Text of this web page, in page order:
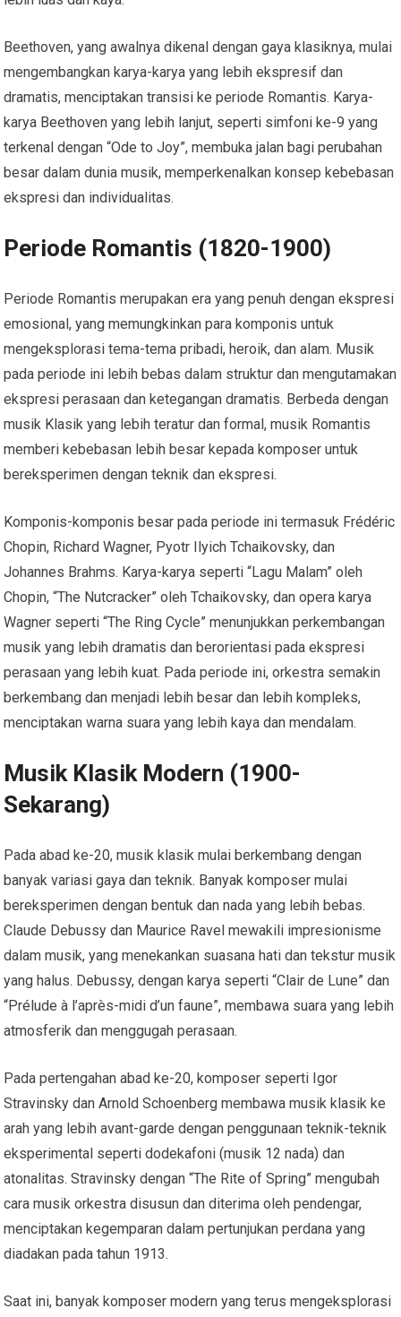
Beethoven, yang awalnya dikenal dengan gaya klasiknya, mulai
mengembangkan karya-karya yang lebih ekspresif dan
dramatis, menciptakan transisi ke periode Romantis. Karya-
karya Beethoven yang lebih lanjut, seperti simfoni ke-9 yang
terkenal dengan “Ode to Joy”, membuka jalan bagi perubahan
besar dalam dunia musik, memperkenalkan konsep kebebasan
ekspresi dan individualitas.
Periode Romantis (1820-1900)
Periode Romantis merupakan era yang penuh dengan ekspresi
emosional, yang memungkinkan para komponis untuk
mengeksplorasi tema-tema pribadi, heroik, dan alam. Musik
pada periode ini lebih bebas dalam struktur dan mengutamakan
ekspresi perasaan dan ketegangan dramatis. Berbeda dengan
musik Klasik yang lebih teratur dan formal, musik Romantis
memberi kebebasan lebih besar kepada komposer untuk
bereksperimen dengan teknik dan ekspresi.
Komponis-komponis besar pada periode ini termasuk Frédéric
Chopin, Richard Wagner, Pyotr Ilyich Tchaikovsky, dan
Johannes Brahms. Karya-karya seperti “Lagu Malam” oleh
Chopin, “The Nutcracker” oleh Tchaikovsky, dan opera karya
Wagner seperti “The Ring Cycle” menunjukkan perkembangan
musik yang lebih dramatis dan berorientasi pada ekspresi
perasaan yang lebih kuat. Pada periode ini, orkestra semakin
berkembang dan menjadi lebih besar dan lebih kompleks,
menciptakan warna suara yang lebih kaya dan mendalam.
Musik Klasik Modern (1900-
Sekarang)
Pada abad ke-20, musik klasik mulai berkembang dengan
banyak variasi gaya dan teknik. Banyak komposer mulai
bereksperimen dengan bentuk dan nada yang lebih bebas.
Claude Debussy dan Maurice Ravel mewakili impresionisme
dalam musik, yang menekankan suasana hati dan tekstur musik
yang halus. Debussy, dengan karya seperti “Clair de Lune” dan
“Prélude à l’après-midi d’un faune”, membawa suara yang lebih
atmosferik dan menggugah perasaan.
Pada pertengahan abad ke-20, komposer seperti Igor
Stravinsky dan Arnold Schoenberg membawa musik klasik ke
arah yang lebih avant-garde dengan penggunaan teknik-teknik
eksperimental seperti dodekafoni (musik 12 nada) dan
atonalitas. Stravinsky dengan “The Rite of Spring” mengubah
cara musik orkestra disusun dan diterima oleh pendengar,
menciptakan kegemparan dalam pertunjukan perdana yang
diadakan pada tahun 1913.
Saat ini, banyak komposer modern yang terus mengeksplorasi